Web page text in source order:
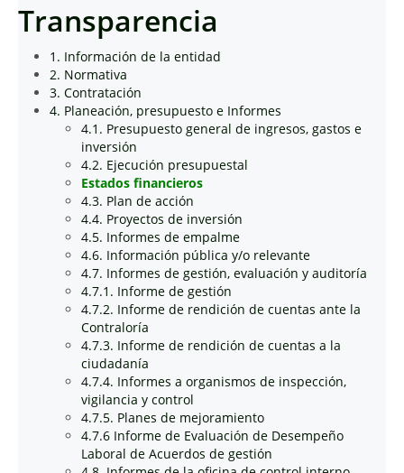
Transparencia
1. Información de la entidad
2. Normativa
3. Contratación
4. Planeación, presupuesto e Informes
4.1. Presupuesto general de ingresos, gastos e
inversión
4.2. Ejecución presupuestal
Estados financieros
4.3. Plan de acción
4.4. Proyectos de inversión
4.5. Informes de empalme
4.6. Información pública y/o relevante
4.7. Informes de gestión, evaluación y auditoría
4.7.1. Informe de gestión
4.7.2. Informe de rendición de cuentas ante la
Contraloría
4.7.3. Informe de rendición de cuentas a la
ciudadanía
4.7.4. Informes a organismos de inspección,
vigilancia y control
4.7.5. Planes de mejoramiento
4.7.6 Informe de Evaluación de Desempeño
Laboral de Acuerdos de gestión